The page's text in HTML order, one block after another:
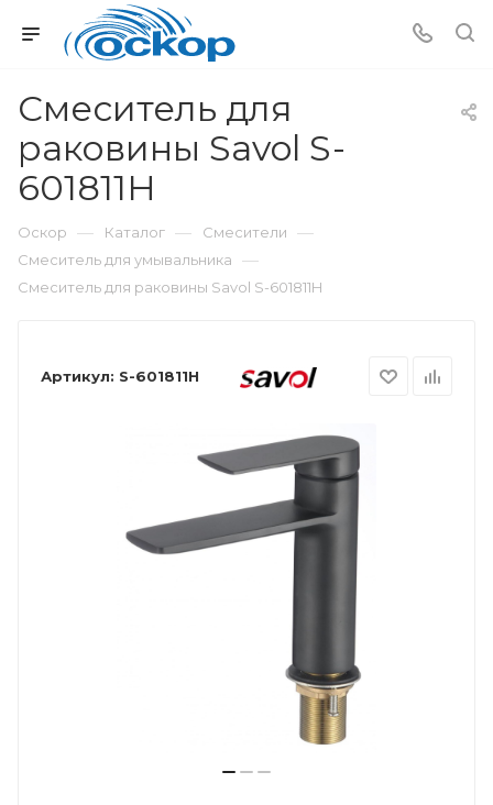
Смеситель для
раковины Savol S-
601811H
Оскор — Каталог — Смесители —
Смеситель для умывальника —
Смеситель для раковины Savol S-601811H
Артикул: S-601811H